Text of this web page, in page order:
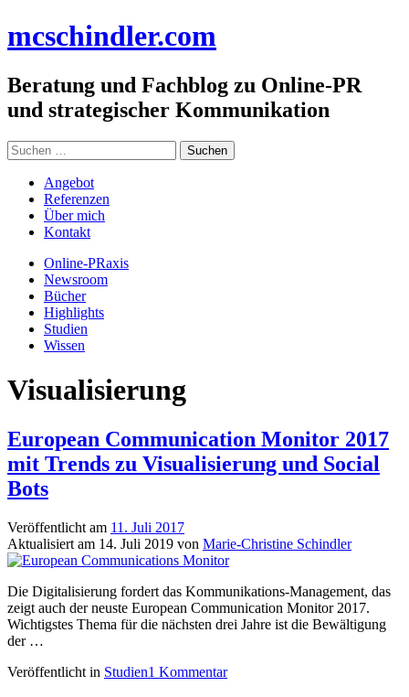
Inhalt
mcschindler.com
Beratung und Fachblog zu Online-PR
und strategischer Kommunikation
Suchen
nach:
Angebot
Referenzen
Über mich
Kontakt
Online-PRaxis
Newsroom
Bücher
Highlights
Studien
Wissen
Visualisierung
European Communication Monitor 2017
mit Trends zu Visualisierung und Social
Bots
Veröffentlicht am 11. Juli 2017
Aktualisiert am 14. Juli 2019 von Marie-Christine Schindler
Die Digitalisierung fordert das Kommunikations-Management, das
zeigt auch der neuste European Communication Monitor 2017.
Wichtigstes Thema für die nächsten drei Jahre ist die Bewältigung
der …
Veröffentlicht in Studien1 Kommentar